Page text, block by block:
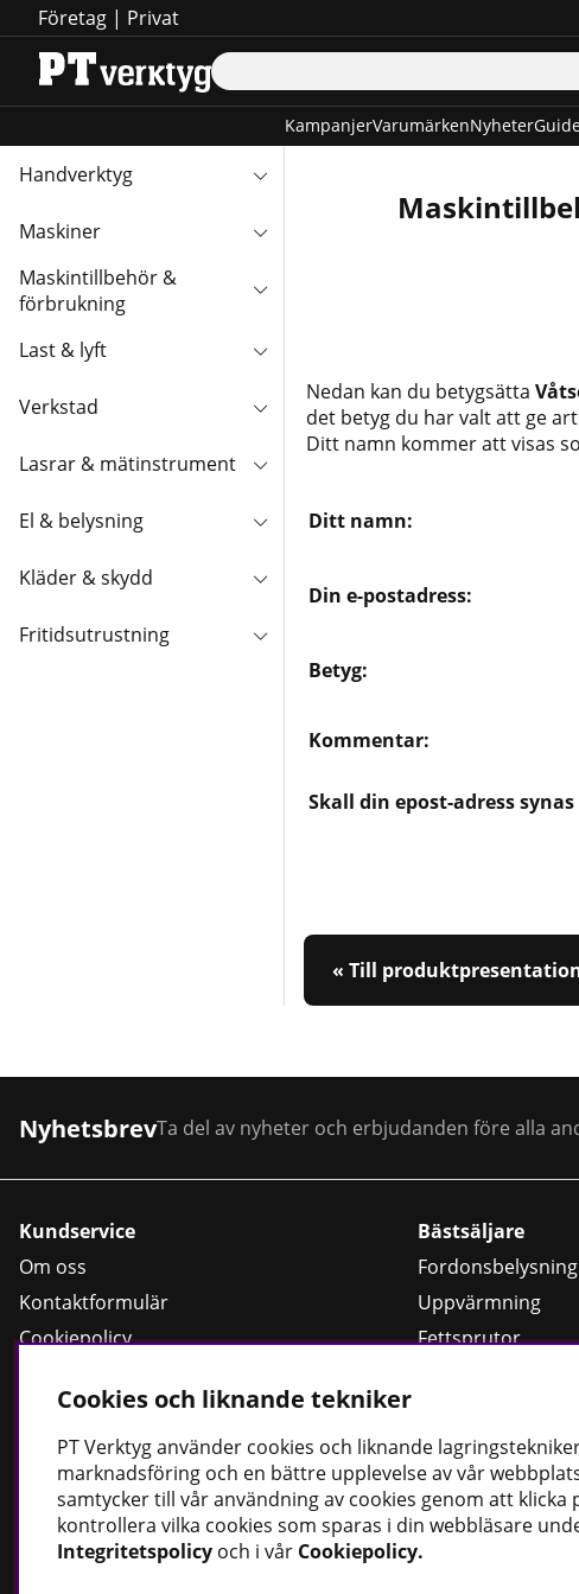
Företag | Privat
KampanjerVarumärkenNyheter
Handverktyg
Maskiner
Maskintillbehör &
förbrukning
Last & lyft
Verkstad
Lasrar & mätinstrument
El & belysning
Kläder & skydd
Fritidsutrustning
Nedan kan du betygsätta
det betyg du har valt att ge
Ditt namn kommer att visas
Ditt namn:
Din e-postadress:
Betyg:
Kommentar:
Skall din epost-adress
« Till
NyhetsbrevTa del av nyheter och erbjudanden före alla
Kundservice
Om oss
Kontaktformulär
Cookiepolicy
Dataskyddspolicy
Bästsäljare
Fordonsbelysning
Uppvärmning
Fettsprutor
Rotationslasrar
Cookies och liknande tekniker
PTVerktyg använder cookies och liknande
marknadsföring och en bättre upplevelse av vår
samtycker till vår användning av cookies genom att
kontrollera vilka cookies som sparas i din webbläsare
Integritetspolicy och i vår Cookiepolicy.